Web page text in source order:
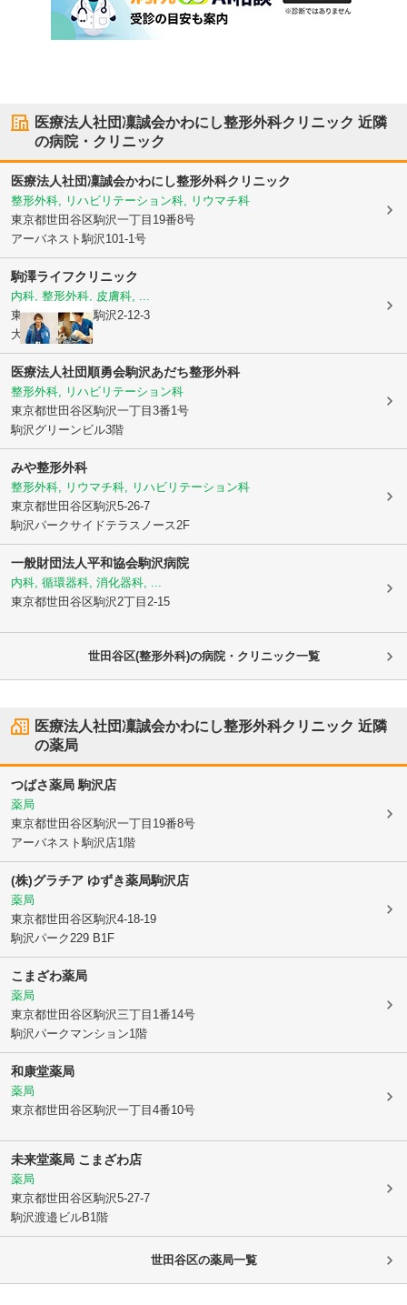
医療法人社団凜誠会かわにし整形外科クリニック 近隣
の病院・クリニック
医療法人社団凜誠会かわにし整形外科クリニック
整形外科, リハビリテーション科, リウマチ科
東京都世田谷区駒沢一丁目19番8号
アーバネスト駒沢101-1号
駒澤ライフクリニック
内科, 整形外科, 皮膚科, ...
東京都世田谷区駒沢2-12-3
大幸ビル3階
医療法人社団順勇会駒沢あだち整形外科
整形外科, リハビリテーション科
東京都世田谷区駒沢一丁目3番1号
駒沢グリーンビル3階
みや整形外科
整形外科, リウマチ科, リハビリテーション科
東京都世田谷区駒沢5-26-7
駒沢パークサイドテラスノース2F
一般財団法人平和協会駒沢病院
内科, 循環器科, 消化器科, ...
東京都世田谷区駒沢2丁目2-15
世田谷区(整形外科)の病院・クリニック一覧
医療法人社団凜誠会かわにし整形外科クリニック 近隣
の薬局
つばさ薬局 駒沢店
薬局
東京都世田谷区駒沢一丁目19番8号
アーバネスト駒沢店1階
(株)グラチア ゆずき薬局駒沢店
薬局
東京都世田谷区駒沢4-18-19
駒沢パーク229 B1F
こまざわ薬局
薬局
東京都世田谷区駒沢三丁目1番14号
駒沢パークマンション1階
和康堂薬局
薬局
東京都世田谷区駒沢一丁目4番10号
未来堂薬局 こまざわ店
薬局
東京都世田谷区駒沢5-27-7
駒沢渡邉ビルB1階
世田谷区の薬局一覧